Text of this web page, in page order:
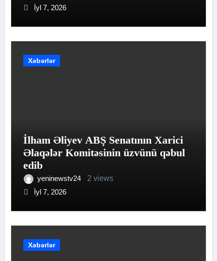
İyl 7, 2026
Xəbərlər
İlham Əliyev ABŞ Senatının Xarici
Əlaqələr Komitəsinin üzvünü qəbul
edib
yeninewstv24
2 views
İyl 7, 2026
Xəbərlər